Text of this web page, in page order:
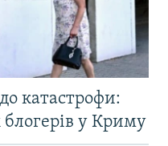
катастрофи:
у Криму